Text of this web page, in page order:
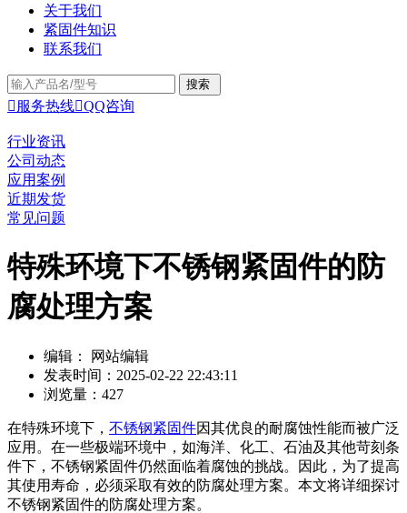
关于我们
紧固件知识
联系我们
 服务热线QQ咨询
行业资讯
公司动态
应用案例
近期发货
常见问题
特殊环境下不锈钢紧固件的防
腐处理方案
编辑： 网站编辑
发表时间：2025-02-22 22:43:11
浏览量：427
在特殊环境下， 不锈钢紧固件因其优良的耐腐蚀性能而被广泛
应用。在一些极端环境中，如海洋、化工、石油及其他苛刻条
件下，不锈钢紧固件仍然面临着腐蚀的挑战。因此，为了提高
其使用寿命，必须采取有效的防腐处理方案。本文将详细探讨
不锈钢紧固件的防腐处理方案。